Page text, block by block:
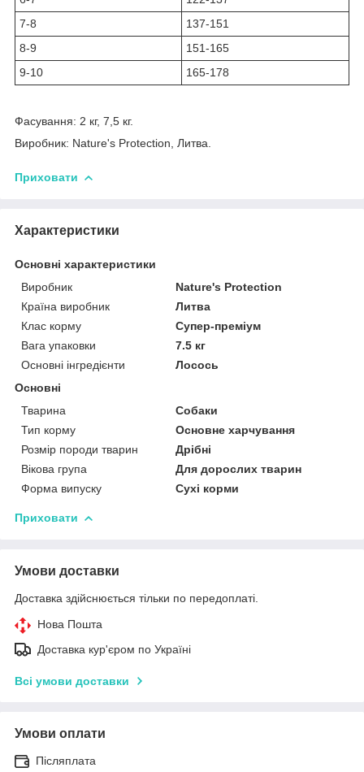
7-8
137-151
8-9
151-165
9-10
165-178
Фасування: 2 кг, 7,5 кг.
Виробник: Nature's Protection, Литва.
Приховати
Характеристики
Основні характеристики
Виробник
Nature's Protection
Країна виробник
Литва
Клас корму
Супер-преміум
Вага упаковки
7.5 кг
Основні інгредієнти
Лосось
Основні
Тварина
Собаки
Тип корму
Основне харчування
Розмір породи тварин
Дрібні
Вікова група
Для дорослих тварин
Форма випуску
Сухі корми
Приховати
Умови доставки
Доставка здійснюється тільки по передоплаті.
Нова Пошта
Доставка кур'єром по Україні
Всі умови доставки
Умови оплати
Післяплата